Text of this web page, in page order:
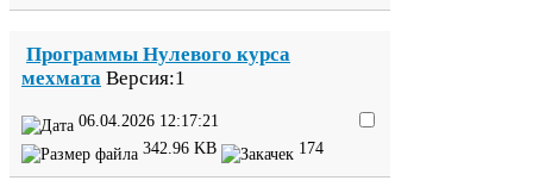
Программы Нулевого курса
мехмата Версия:1
06 04 2026 12:17:21
342.96 KB 174